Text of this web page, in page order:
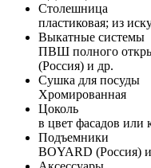
Столешница
пластиковая; из
Выкатные системы
ПВШ полного
(Россия) и др.
Сушка для посуды
Хромированная
Цоколь
в цвет фасадов или
Подъемники
BOYARD (Россия)